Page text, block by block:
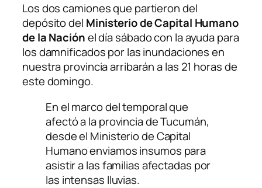
Los dos camiones que partieron del
depósito del Ministerio de Capital Humano
de la Naciónel día sábado con la ayuda para
los damnificados por las inundaciones en
nuestra provincia arribarán a las 21 horas de
este domingo.
En el marco del temporal que
afectó a la provincia de Tucumán,
desde el Ministerio de Capital
Humano enviamos insumos para
asistir a las familias afectadas por
las intensas lluvias.